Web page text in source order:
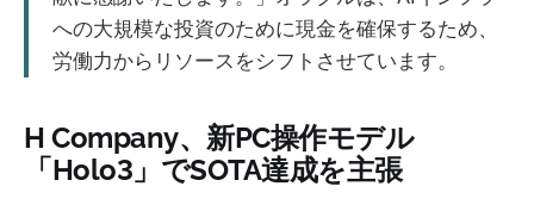
への大規模な投資のために現金を確保するため、
労働力からリソースをシフトさせています。
H Company、新PC操作モデル
「Holo3」でSOTA達成を主張